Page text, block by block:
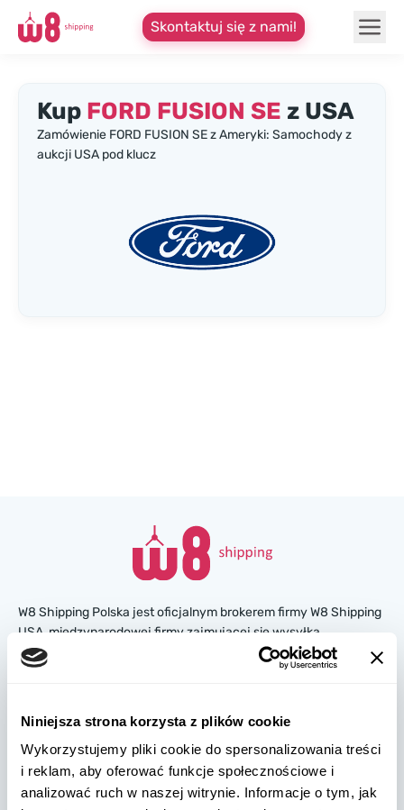
Niniejsza strona korzysta z plików cookie
Wykorzystujemy pliki cookie do spersonalizowania treści
i reklam, aby oferować funkcje społecznościowe i
analizować ruch w naszej witrynie. Informacje o tym, jak
Skontaktuj się z nami!
Kup FORD FUSION SE z USA
Zamówienie FORD FUSION SE z Ameryki: Samochody z
aukcji USA pod klucz
W8 Shipping Polska jest oficjalnym brokerem firmy W8 Shipping
USA, międzynarodowej firmy zajmującej się wysyłką
samochodów z USA. Jesteśmy znani i zaufało nam tysiące
klientów na całym świecie. Kupuj samochody na amerykańskich
partners@w8shippingpl.com